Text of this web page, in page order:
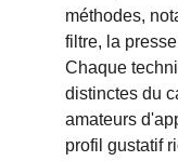
méthodes,
filtre, la
Chaque
distinctes du
amateurs
profil gustatif